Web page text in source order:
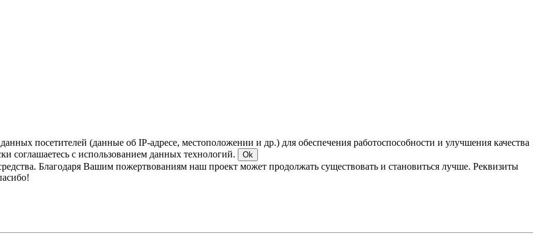
посетителей (данные об IP-адресе, местоположении и др.) для обеспечения работоспособности и улучшения качества
соглашаетесь с использованием данных технологий.
Ok
Благодаря Вашим пожертвованиям наш проект может продолжать существовать и становиться лучше. Реквизиты